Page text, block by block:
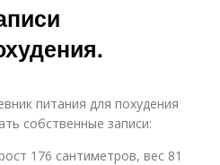
питания для похудения
собственные записи:
176 сантиметров, вес 81